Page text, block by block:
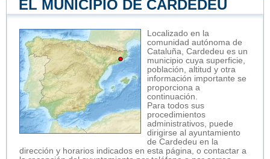
EL MUNICIPIO DE CARDEDEU
Localizado en la
comunidad autónoma de
Cataluña, Cardedeu es un
municipio cuya superficie,
población, altitud y otra
información importante se
proporciona a
continuación.
Para todos sus
procedimientos
administrativos, puede
dirigirse al ayuntamiento
de Cardedeu en la
dirección y horarios indicados en esta página, o contactar a